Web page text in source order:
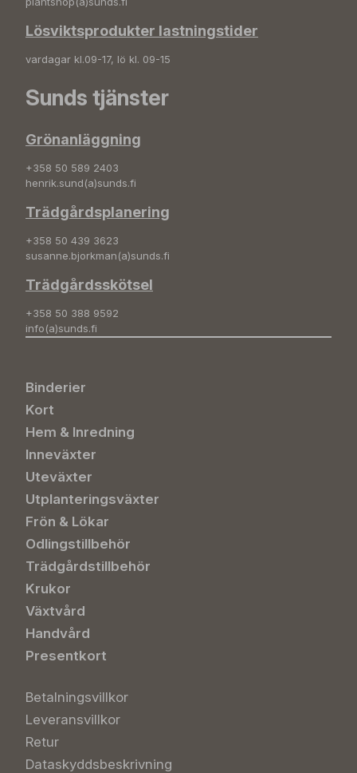
Lösviktsprodukter lastningstider
vardagar kl.09-17, lö kl. 09-15
Sunds tjänster
Grönanläggning
+358 50 589 2403
henrik.sund(a)sunds.fi
Trädgårdsplanering
+358 50 439 3623
susanne.bjorkman(a)sunds.fi
Trädgårdsskötsel
+358 50 388 9592
info(a)sunds.fi
Binderier
Kort
Hem & Inredning
Inneväxter
Uteväxter
Utplanteringsväxter
Frön & Lökar
Odlingstillbehör
Trädgårdstillbehör
Krukor
Växtvård
Handvård
Presentkort
Betalningsvillkor
Leveransvillkor
Retur
Dataskyddsbeskrivning